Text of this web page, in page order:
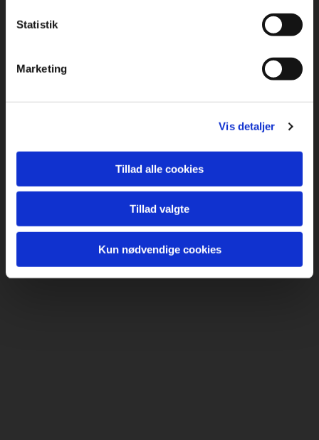
Statistik
Marketing
Vis detaljer
Tillad alle cookies
Tillad valgte
Kun nødvendige cookies